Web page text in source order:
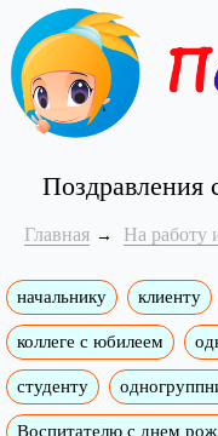
Поздравления
Главная На работу
начальнику клиенту
коллеге с юбилеем
студенту
Воспитателю с днем